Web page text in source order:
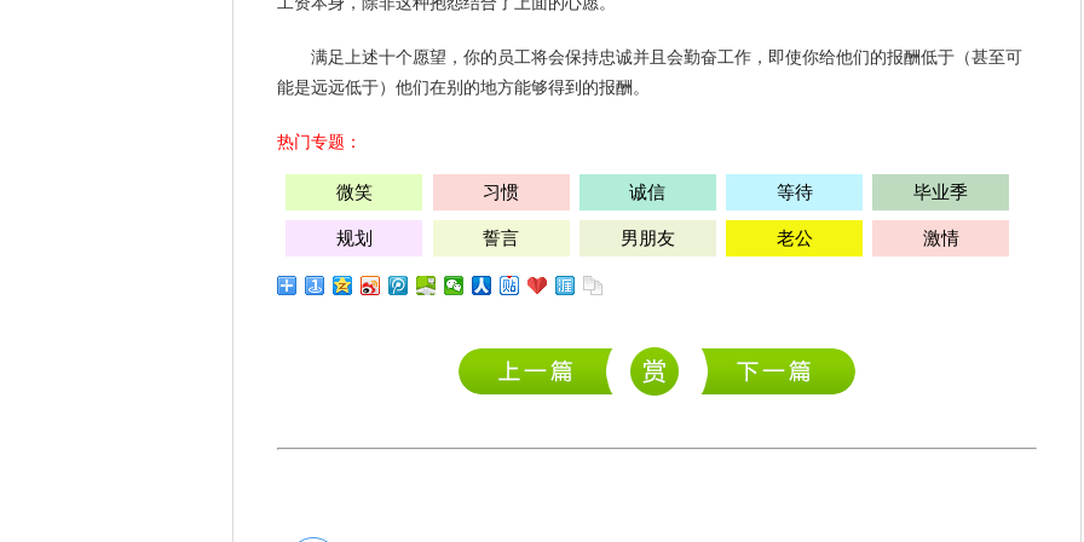
满足上述十个愿望 ，你的员工将会保持忠诚并且会勤奋工作，即使你给他们的报酬低于（甚至可
能是远远低于）他们在别的地方能够得到的报酬。
热门专题：
微笑 习惯 诚信 等待 毕业季
规划 誓言 男朋友 老公 激情